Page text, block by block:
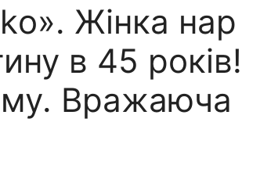
Жінка нар
в 45 років!
Вражаюча